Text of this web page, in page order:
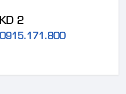
2
0915.171.800